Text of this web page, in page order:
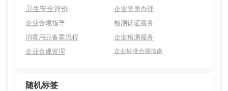
卫生安全评价
企业资质办理
企业合规指导
检测认证服务
消毒用品备案流程
企业检测服务
企业合规管理
企业标准合规指南
随机标签